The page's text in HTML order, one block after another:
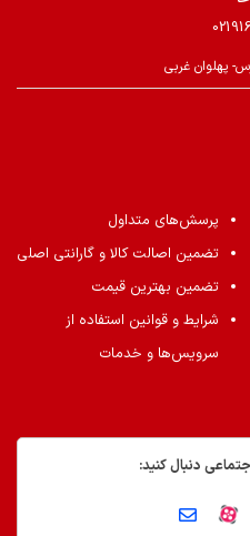
پهلوان غربی
پرسش‌های متداول
تضمین اصالت کالا و گارانتی اصلی
تضمین بهترین قیمت
شرایط و قوانین استفاده از
سرویس‌ها و خدمات
دنبال کنید: